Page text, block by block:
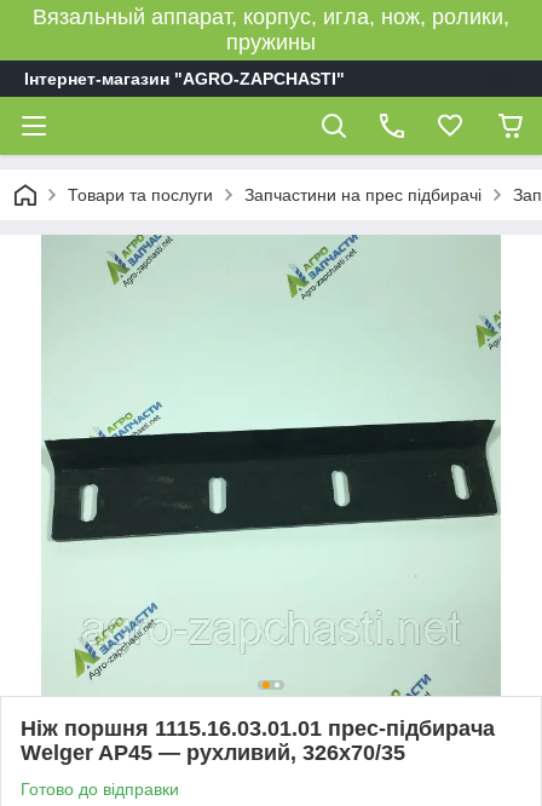
Вязальный аппарат, корпус, игла, нож, ролики,
пружины
Інтернет-магазин "AGRO-ZAPCHASTI"
Товари та послуги Запчастини на прес підбирачі
Ніж поршня 1115.16.03.01.01 прес-підбирача
Welger AP45 — рухливий, 326х70/35
Готово до відправки